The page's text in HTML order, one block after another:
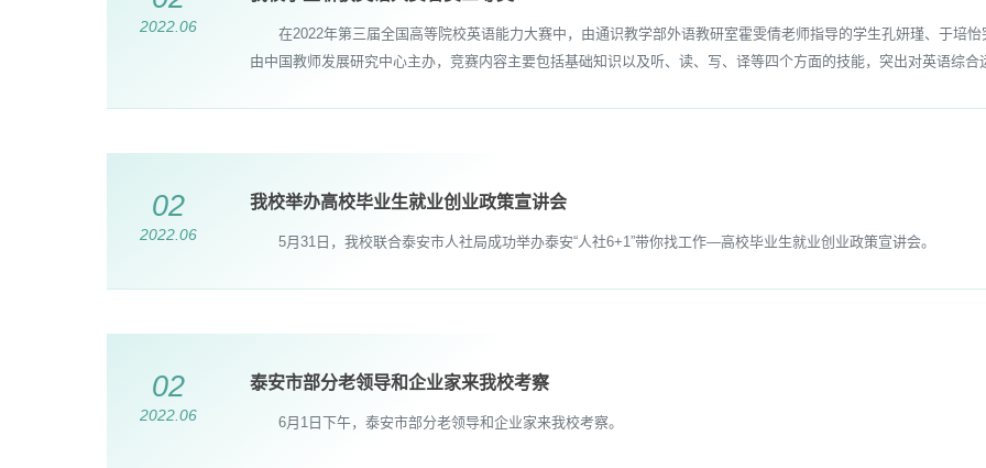
2022.06
在2022年第三届全国高等院校英语能力大赛中，由通识教学部外语教研室霍雯倩老师指导的学生孔妍瑾、于培
由中国教师发展研究中心主办，竞赛内容主要包括基础知识以及听、读、写、译等四个方面的技能，突出对英语综
02
2022.06
我校举办高校毕业生就业创业政策宣讲会
5月31日，我校联合泰安市人社局成功举办泰安“人社6+1”带你找工作—高校毕业生就业创业政策宣讲会。
02
2022.06
泰安市部分老领导和企业家来我校考察
6月1日下午，泰安市部分老领导和企业家来我校考察。